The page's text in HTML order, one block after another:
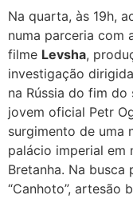
Na quarta, às 19h,
numa parceria com
filme Levsha,
investigação
na Rússia do fim do
jovem oficial Petr
surgimento de uma
palácio imperial em
Bretanha. Na busca
“Canhoto”, artesão